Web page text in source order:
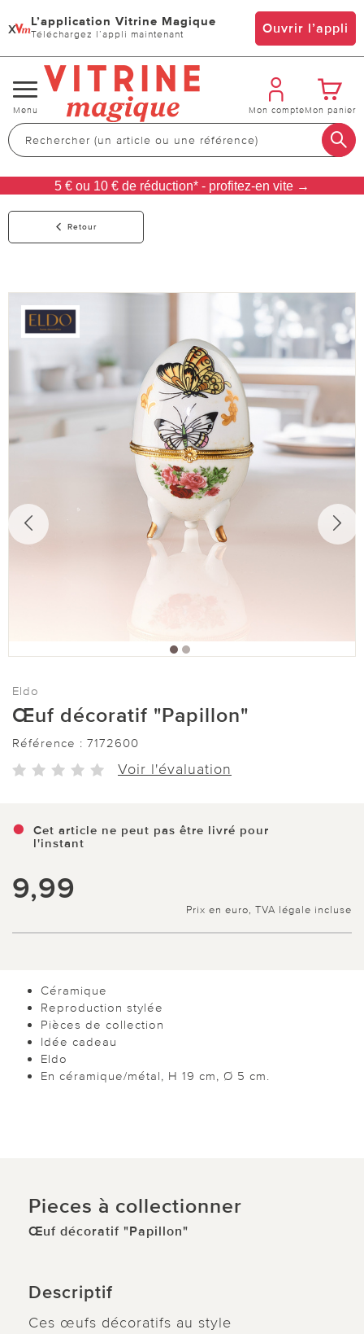
x L’application Vitrine Magique
Téléchargez l’appli maintenant Ouvrir l’appli
Changer
de
navigation
Menu Mon compteMon panier
5 € ou 10 € de réduction* - profitez-en vite →
Retour
Eldo
Œuf décoratif "Papillon"
Référence : 7172600
Voir l'évaluation
Cet article ne peut pas être livré pour
l'instant
9,99
Prix en euro, TVA légale incluse
Céramique
Reproduction stylée
Pièces de collection
Idée cadeau
Eldo
En céramique/métal, H 19 cm, Ø 5 cm.
Pieces à collectionner
Œuf décoratif "Papillon"
Descriptif
Ces œufs décoratifs au style